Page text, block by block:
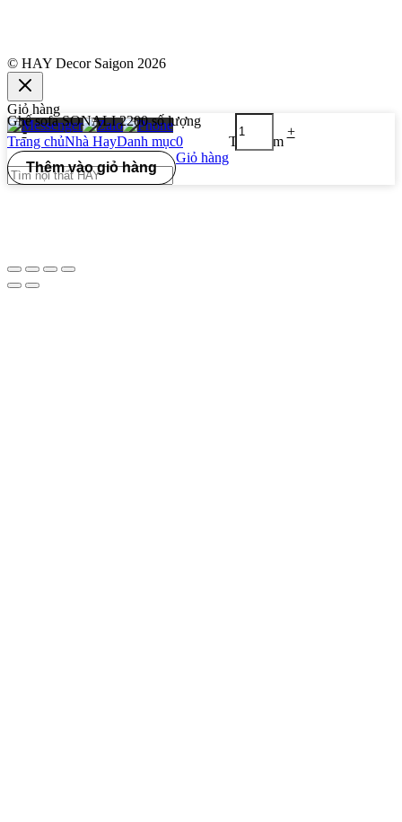
© HAY Decor Saigon 2026
Giỏ hàng
Trang chủNhà HayDanh mục0
Giỏ hàng
Tìm kiếm
-
Ghế sofa SONALI 2200 số lượng
+
Thêm vào giỏ hàng